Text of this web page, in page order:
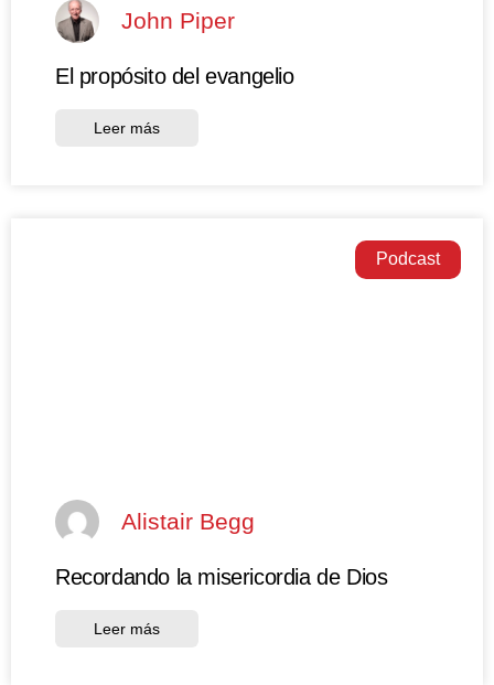
John Piper
El propósito del evangelio
Leer más
Podcast
Alistair Begg
Recordando la misericordia de Dios
Leer más